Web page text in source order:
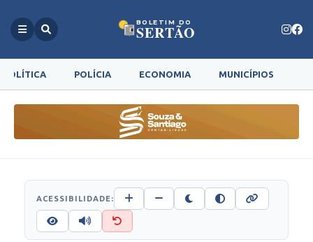
BOLETIM DO
SERTÃO
POLÍTICA POLÍCIA ECONOMIA MUNICÍPIOS
ACESSIBILIDADE: